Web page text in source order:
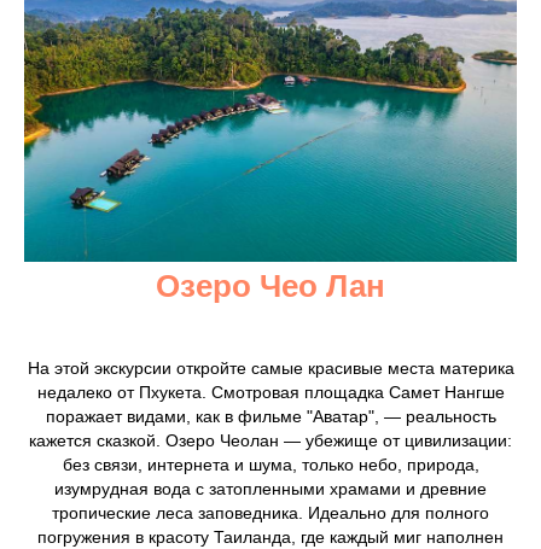
Озеро Чео Лан
На этой экскурсии откройте самые красивые места материка
недалеко от Пхукета. Смотровая площадка Самет Нангше
поражает видами, как в фильме "Аватар", — реальность
кажется сказкой. Озеро Чеолан — убежище от цивилизации:
без связи, интернета и шума, только небо, природа,
изумрудная вода с затопленными храмами и древние
тропические леса заповедника. Идеально для полного
погружения в красоту Таиланда, где каждый миг наполнен